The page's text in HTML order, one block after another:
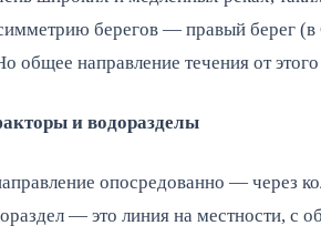
берегов — правый берег
общее направление течения от
и водоразделы
опосредованно — через
— это линия на местности, с